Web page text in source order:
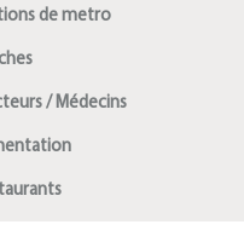
de metro
/ Médecins